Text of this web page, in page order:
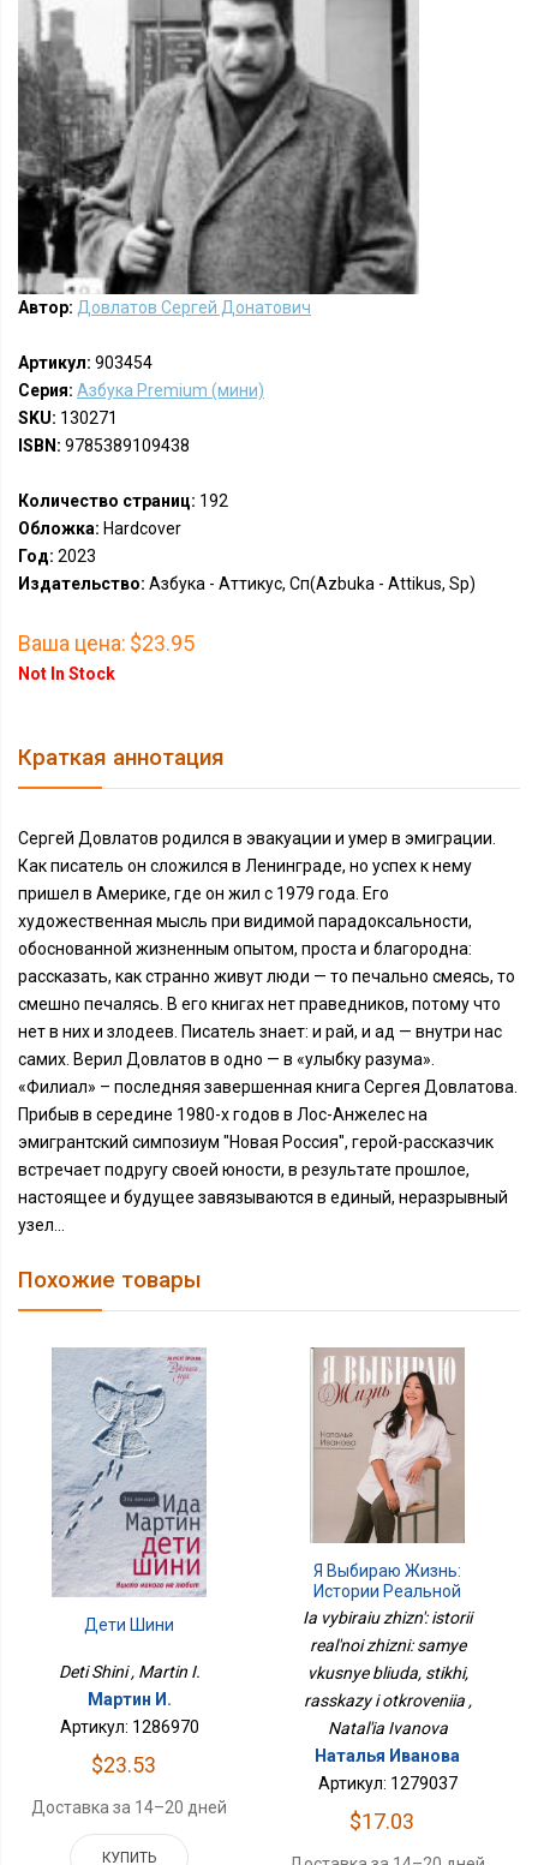
Автор: Довлатов Сергей Донатович
Артикул: 903454
Серия: Азбука Premium (мини)
SKU: 130271
ISBN: 9785389109438
Количество страниц: 192
Обложка: Hardcover
Год: 2023
Издательство: Азбука - Аттикус, Сп(Azbuka - Attikus, Sp)
Ваша цена: $23.95
Not In Stock
Краткая аннотация
Сергей Довлатов родился в эвакуации и умер в эмиграции.
Как писатель он сложился в Ленинграде, но успех к нему
пришел в Америке, где он жил с 1979 года. Его
художественная мысль при видимой парадоксальности,
обоснованной жизненным опытом, проста и благородна:
рассказать, как странно живут люди — то печально смеясь, то
смешно печалясь. В его книгах нет праведников, потому что
нет в них и злодеев. Писатель знает: и рай, и ад — внутри нас
самих. Верил Довлатов в одно — в «улыбку разума».
«Филиал» – последняя завершенная книга Сергея Довлатова.
Прибыв в середине 1980-х годов в Лос-Анжелес на
эмигрантский симпозиум "Новая Россия", герой-рассказчик
встречает подругу своей юности, в результате прошлое,
настоящее и будущее завязываются в единый, неразрывный
узел...
Похожие товары
Дети Шини
Deti Shini , Martin I.
Мартин И.
Артикул: 1286970
$23.53
Доставка за 14–20 дней
КУПИТЬ
Я Выбираю Жизнь:
Истории Реальной
Жизни: Самые Вкусные
Блюда, Стихи, Рассказы
И Откровения
Ia vybiraiu zhizn': istorii
real'noi zhizni: samye
vkusnye bliuda, stikhi,
rasskazy i otkroveniia ,
Natal'ia Ivanova
Наталья Иванова
Артикул: 1279037
$17.03